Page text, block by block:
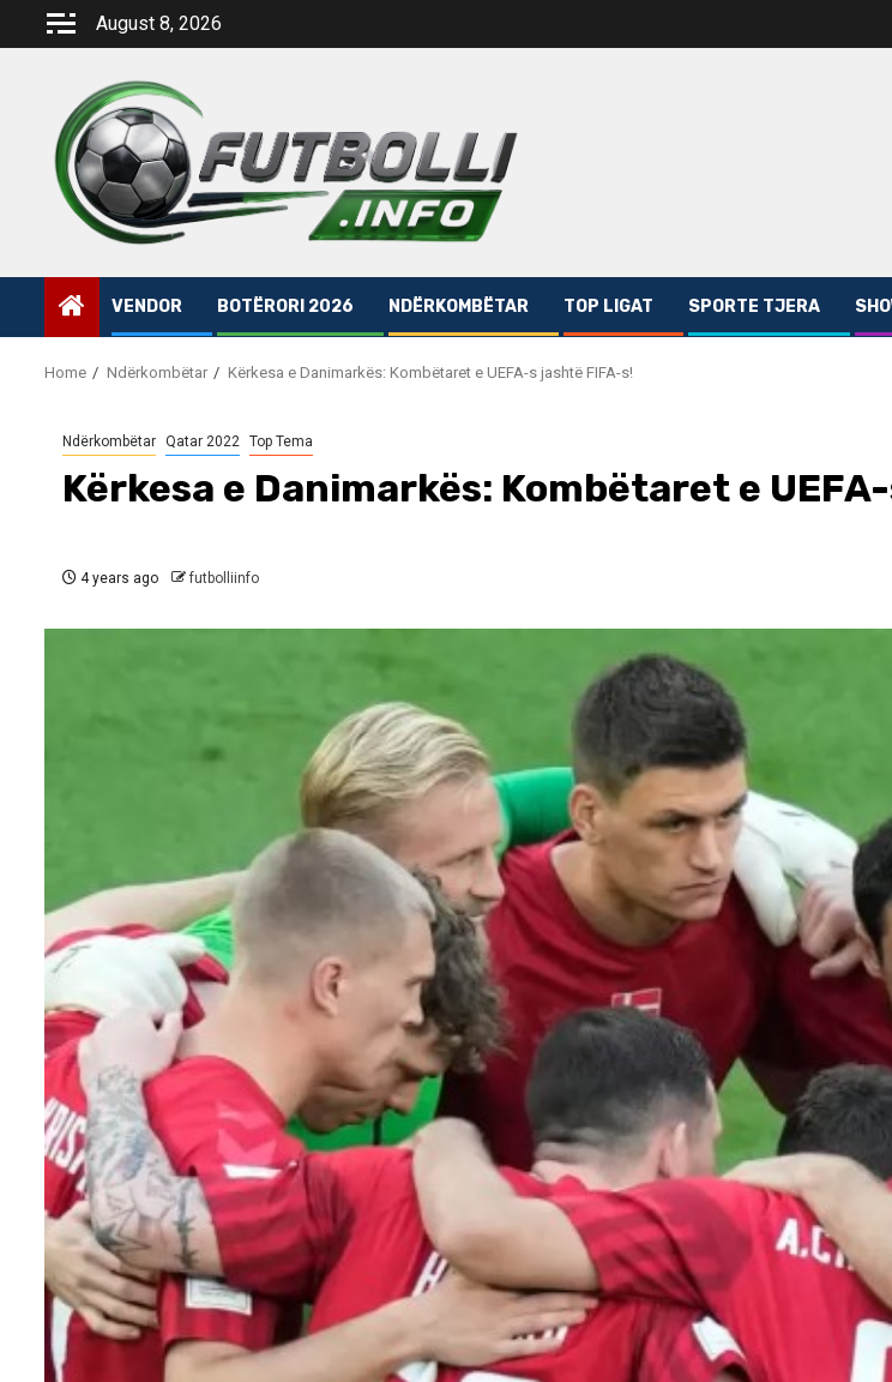
August 8, 2026
VENDOR BOTËRORI 2026 NDËRKOMBËTAR TOP LIGAT SPORTE TJERA
Home Ndërkombëtar Kërkesa e Danimarkës: Kombëtaret e UEFA-s jashtë FIFA-s!
Ndërkombëtar Qatar 2022 Top Tema
Kërkesa e Danimarkës: Kombëtaret e
4 years ago futbolliinfo